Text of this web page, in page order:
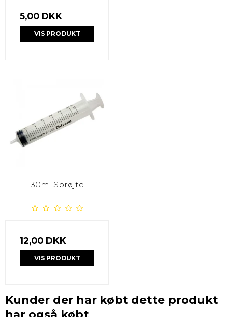
5,00 DKK
VIS PRODUKT
30ml Sprøjte
12,00 DKK
VIS PRODUKT
Kunder der har købt dette produkt